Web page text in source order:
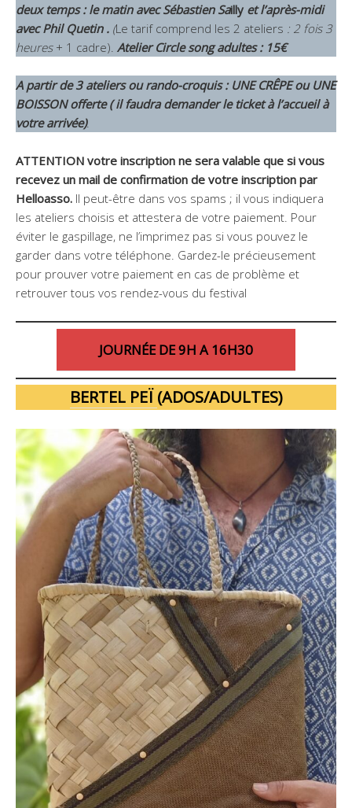
deux temps : le matin avec Sébastien Sailly et l’après-midi
avec Phil Quetin . (Le tarif comprend les 2 ateliers : 2 fois 3
heures+ 1 cadre). Atelier Circle song adultes : 15€
A partir de 3 ateliers ou rando-croquis : UNE CRÊPE ou UNE
BOISSON offerte( il faudra demander le ticket à l’accueil à
votre arrivée).
ATTENTION votre inscription ne sera valable que si vous
recevez un mail de confirmation de votre inscription par
Helloasso. Il peut-être dans vos spams ; il vous indiquera
les ateliers choisis et attestera de votre paiement. Pour
éviter le gaspillage, ne l’imprimez pas si vous pouvez le
garder dans votre téléphone. Gardez-le précieusement
pour prouver votre paiement en cas de problème et
retrouver tous vos rendez-vous du festival
JOURNÉE DE 9H A 16H30
BERTEL PEÏ (ADOS/ADULTES)